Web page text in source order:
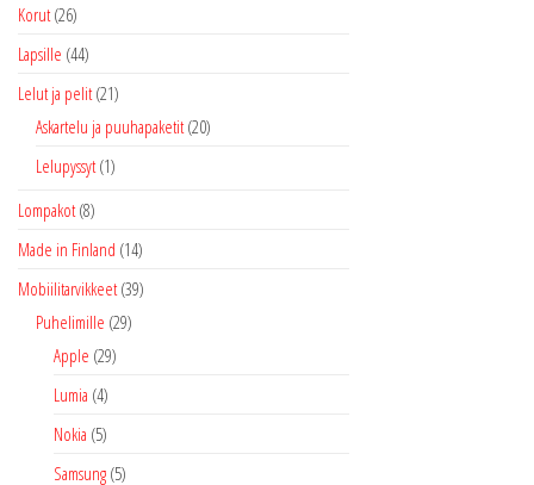
Korut (26)
Lapsille (44)
Lelut ja pelit (21)
Askartelu ja puuhapaketit (20)
Lelupyssyt (1)
Lompakot (8)
Made in Finland (14)
Mobiilitarvikkeet (39)
Puhelimille (29)
Apple (29)
Lumia (4)
Nokia (5)
Samsung (5)